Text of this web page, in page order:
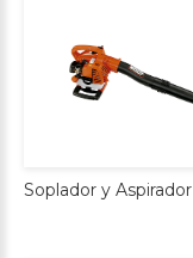
Soplador y Aspirador